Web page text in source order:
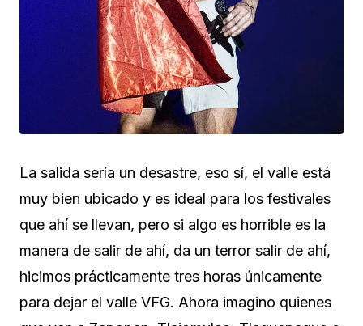
La salida sería un desastre, eso sí, el valle está
muy bien ubicado y es ideal para los festivales
que ahí se llevan, pero si algo es horrible es la
manera de salir de ahí, da un terror salir de ahí,
hicimos prácticamente tres horas únicamente
para dejar el valle VFG. Ahora imagino quienes